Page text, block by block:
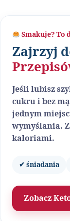
Smakuje? To
Zajrzyj
Jeśli lubisz
cukru i bez
jednym
wymyślania.
kaloriami.
✔ śniadania
Zobacz